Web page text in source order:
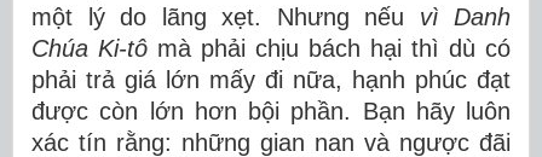
một lý do lãng xẹt. Nhưng nếu vì Danh
Chúa Ki-tô mà phải chịu bách hại thì dù có
phải trả giá lớn mấy đi nữa, hạnh phúc đạt
được còn lớn hơn bội phần. Bạn hãy luôn
xác tín rằng: những gian nan và ngược đãi